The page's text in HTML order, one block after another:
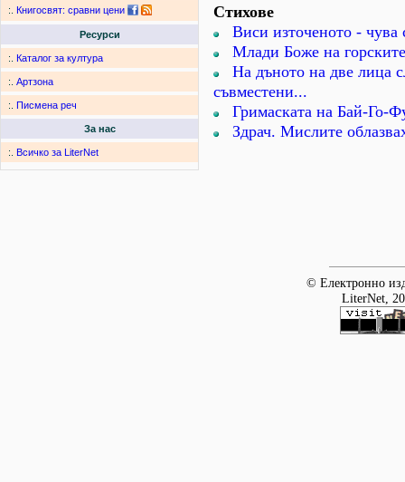
:. Книгосвят: сравни цени
Ресурси
:. Каталог за култура
:. Артзона
:. Писмена реч
За нас
:. Всичко за LiterNet
Стихове
Виси източеното - чува
Млади Боже на
На дъното на две лица
съвместени...
Гримаската на Бай-Го-
Здрач. Мислите
© Електронно
LiterNet,